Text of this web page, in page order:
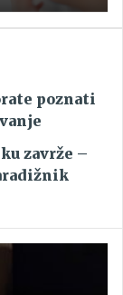
poznati
zavrže –